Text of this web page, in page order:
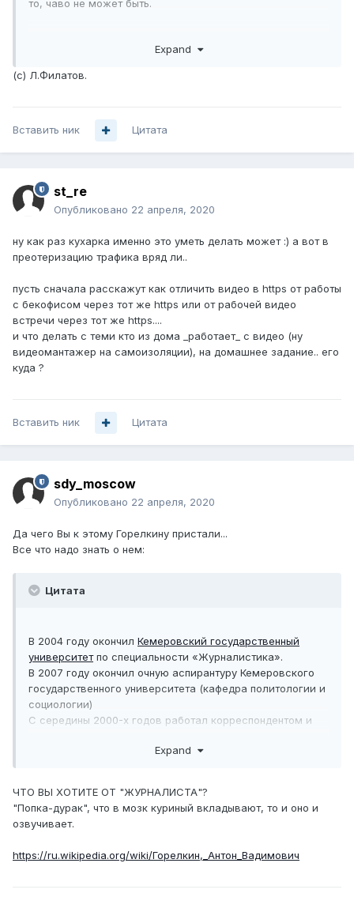
то, чаво не может быть.
в порошок табе сотру,
мне давно не по нутру.
а давай скорее в путь.
Государственное дело.
Ты ухватываешь суть?
Expand
(c) Л.Филатов.
Вставить ник Цитата
st_re
Опубликовано 22 апреля, 2020
ну как раз кухарка именно это уметь делать может :) а вот в
преотеризацию трафика вряд ли..
пусть сначала расскажут как отличить видео в https от работы
с бекофисом через тот же https или от рабочей видео
встречи через тот же https....
и что делать с теми кто из дома _работает_ с видео (ну
видеомантажер на самоизоляции), на домашнее задание.. его
куда ?
Вставить ник Цитата
sdy_moscow
Опубликовано 22 апреля, 2020
Да чего Вы к этому Горелкину пристали...
Все что надо знать о нем:
Цитата
В 2004 году окончил Кемеровский государственный
университетпо специальности «Журналистика».
В 2007 году окончил очную аспирантуру Кемеровского
государственного университета (кафедра политологии и
социологии)
С середины 2000-х годов работал корреспондентом и
Кузнецкий край
области в блоке заместителя губернатора по экономике
и региональному развитию.
1 августа 2011 года был назначен на должность
администрации области[6][7].
Expand
ЧТО ВЫ ХОТИТЕ ОТ "ЖУРНАЛИСТА"?
"Попка-дурак", что в мозк куриный вкладывают, то и оно и
озвучивает.
https://ru.wikipedia.org/wiki/Горелкин,_Антон_Вадимович